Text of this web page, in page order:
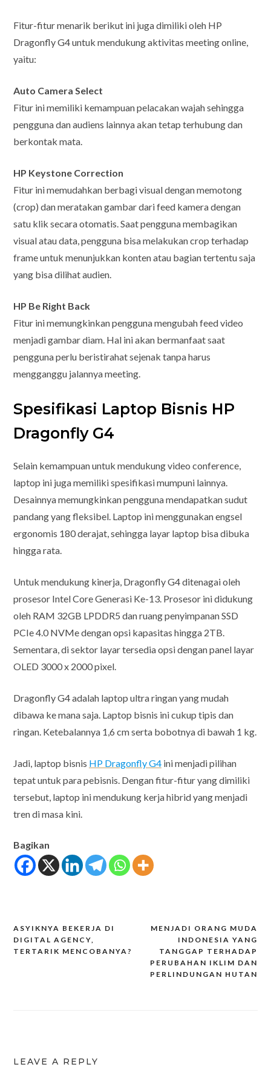
Fitur-fitur menarik berikut ini juga dimiliki oleh HP
Dragonfly G4 untuk mendukung aktivitas meeting online,
yaitu:
Auto Camera Select
Fitur ini memiliki kemampuan pelacakan wajah sehingga
pengguna dan audiens lainnya akan tetap terhubung dan
berkontak mata.
HP Keystone Correction
Fitur ini memudahkan berbagi visual dengan memotong
(crop) dan meratakan gambar dari feed kamera dengan
satu klik secara otomatis. Saat pengguna membagikan
visual atau data, pengguna bisa melakukan crop terhadap
frame untuk menunjukkan konten atau bagian tertentu saja
yang bisa dilihat audien.
HP Be Right Back
Fitur ini memungkinkan pengguna mengubah feed video
menjadi gambar diam. Hal ini akan bermanfaat saat
pengguna perlu beristirahat sejenak tanpa harus
mengganggu jalannya meeting.
Spesifikasi Laptop Bisnis HP
Dragonfly G4
Selain kemampuan untuk mendukung video conference,
laptop ini juga memiliki spesifikasi mumpuni lainnya.
Desainnya memungkinkan pengguna mendapatkan sudut
pandang yang fleksibel. Laptop ini menggunakan engsel
ergonomis 180 derajat, sehingga layar laptop bisa dibuka
hingga rata.
Untuk mendukung kinerja, Dragonfly G4 ditenagai oleh
prosesor Intel Core Generasi Ke-13. Prosesor ini didukung
oleh RAM 32GB LPDDR5 dan ruang penyimpanan SSD
PCIe 4.0 NVMe dengan opsi kapasitas hingga 2TB.
Sementara, di sektor layar tersedia opsi dengan panel layar
OLED 3000 x 2000 pixel.
Dragonfly G4 adalah laptop ultra ringan yang mudah
dibawa ke mana saja. Laptop bisnis ini cukup tipis dan
ringan. Ketebalannya 1,6 cm serta bobotnya di bawah 1 kg.
Jadi, laptop bisnis HP Dragonfly G4ini menjadi pilihan
tepat untuk para pebisnis. Dengan fitur-fitur yang dimiliki
tersebut, laptop ini mendukung kerja hibrid yang menjadi
tren di masa kini.
Bagikan
Post
navigation
MENJADI ORANG MUDA
INDONESIA YANG
TANGGAP TERHADAP
PERUBAHAN IKLIM DAN
PERLINDUNGAN HUTAN
ASYIKNYA BEKERJA DI
DIGITAL AGENCY,
TERTARIK MENCOBANYA?
LEAVE A REPLY